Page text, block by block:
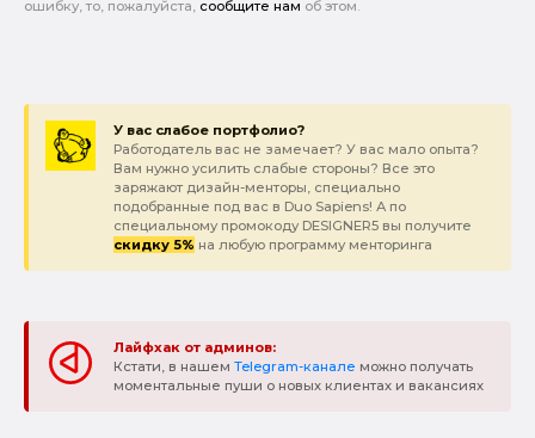
ошибку, то, пожалуйста, сообщите нам об этом.
У вас слабое портфолио?
Работодатель вас не замечает? У вас мало опыта?
Вам нужно усилить слабые стороны? Все это
заряжают дизайн-менторы, специально
подобранные под вас в Duo Sapiens! А по
специальному промокоду DESIGNER5 вы получите
скидку 5% на любую программу менторинга
Лайфхак от админов:
Кстати, в нашем Telegram-канале можно получать
моментальные пуши о новых клиентах и вакансиях